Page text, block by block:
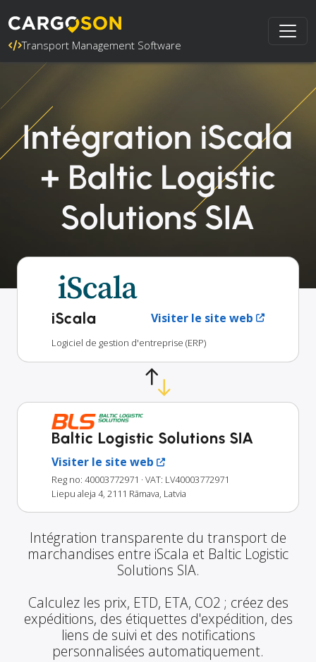
Transport Management Software
Intégration iScala
+ Baltic Logistic
Solutions SIA
iScala Visiter le site web
Logiciel de gestion d'entreprise (ERP)
Baltic Logistic Solutions SIA
Visiter le site web
Reg no: 40003772971 · VAT: LV40003772971
Liepu aleja 4, 2111 Rāmava, Latvia
Intégration transparente du transport de
marchandises entre iScala et Baltic Logistic
Solutions SIA.
Calculez les prix, ETD, ETA, CO2 ; créez des
expéditions, des étiquettes d'expédition, des
liens de suivi et des notifications
personnalisées automatiquement.